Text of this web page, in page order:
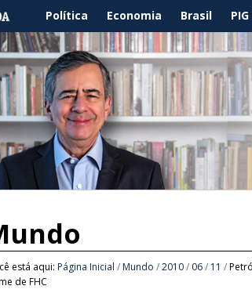
Política Economia Brasil PIG
está aqui: Página Inicial / Mundo /2010/ 06/ 11 /
de FHC